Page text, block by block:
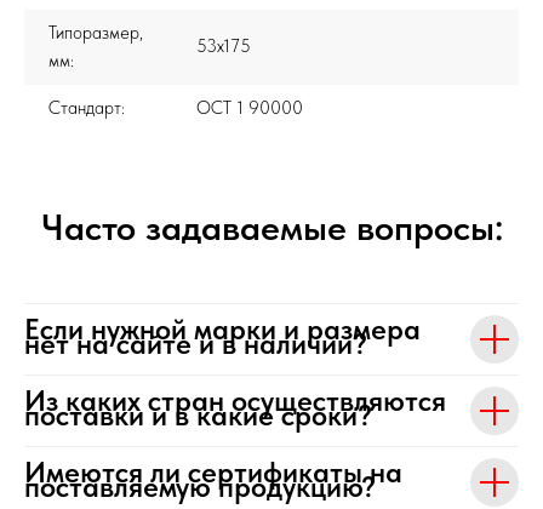
Типоразмер,
мм:
53x175
Стандарт: ОСТ 1 90000
Часто задаваемые вопросы:
Если нужной марки и размера
нет на сайте и в наличии?
Из каких стран осуществляются
поставки и в какие сроки?
Имеются ли сертификаты на
поставляемую продукцию?